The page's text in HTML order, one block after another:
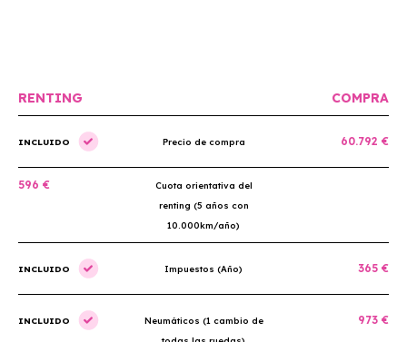
RENTING COMPRA
INCLUIDO Precio de compra 60.792 €
596 €
Cuota orientativa del
renting (5 años con
10.000km/año)
INCLUIDO Impuestos (Año) 365 €
INCLUIDO
Neumáticos (1 cambio de
973 €